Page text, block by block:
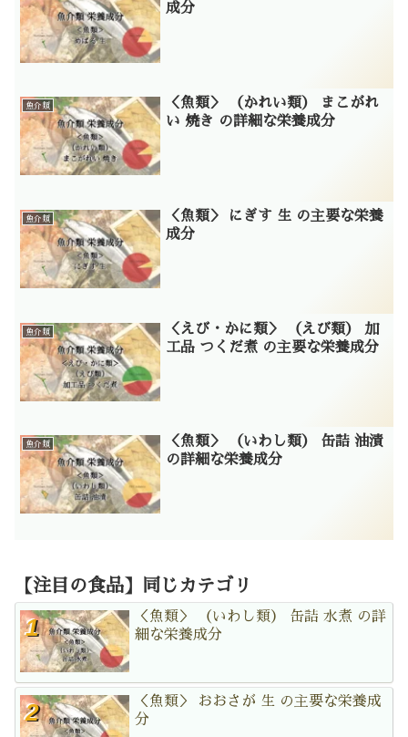
成分
魚介類
＜魚類＞ （かれい類） まこがれ
い 焼き の詳細な栄養成分
魚介類
＜魚類＞ にぎす 生 の主要な栄養
成分
魚介類
＜えび・かに類＞ （えび類） 加
工品 つくだ煮 の主要な栄養成分
魚介類
＜魚類＞ （いわし類） 缶詰 油漬
の詳細な栄養成分
【注目の食品】同じカテゴリ
＜魚類＞ （いわし類） 缶詰 水煮 の詳
細な栄養成分
＜魚類＞ おおさが 生 の主要な栄養成
分